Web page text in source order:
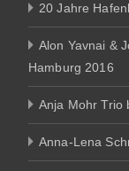
20 Jahre
Alon Yavnai &
Hamburg 2016
Anja Mohr Trio
Anna-Lena